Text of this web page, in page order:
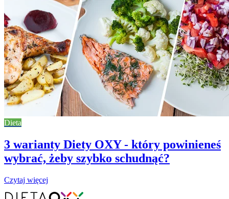
Dieta
3 warianty Diety OXY - który powinieneś
wybrać, żeby szybko schudnąć?
Czytaj więcej